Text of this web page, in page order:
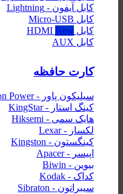
کابل آیفون - Lightning
کابل Micro-USB
کابل HDMI
کابل AUX
کارت حافظه
سیلیکون پاور - Silicon Power
کینگ استار - KingStar
هایک‌ سمی - Hiksemi
لکسار - Lexar
کینگستون - Kingston
اپیسر - Apacer
بیوین - Biwin
کداک - Kodak
سیبراتون - Sibraton